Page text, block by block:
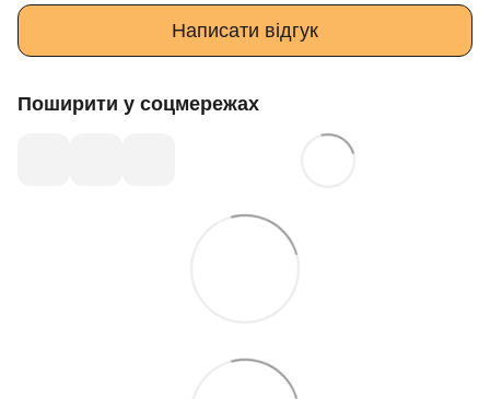
Написати відгук
Поширити у соцмережах